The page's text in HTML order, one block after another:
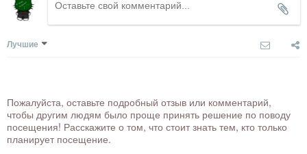
Лучшие
Пожалуйста, оставьте подробный отзыв или комментарий,
чтобы другим людям было проще принять решение по поводу
посещения! Расскажите о том, что стоит знать тем, кто только
планирует посещение.